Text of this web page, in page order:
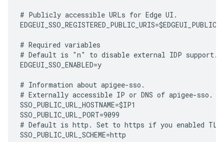
# Publicly accessible URLs for Edge UI.
# Required variables
# Default is "n" to disable external IDP support.
EDGEUI_SSO_ENABLED=y
# Information about apigee-sso.
# Externally accessible IP or DNS of apigee-sso.
SSO_PUBLIC_URL_HOSTNAME=$IP1
SSO_PUBLIC_URL_PORT=9099
# Default is http. Set to https if you enabled TLS
SSO_PUBLIC_URL_SCHEME=http